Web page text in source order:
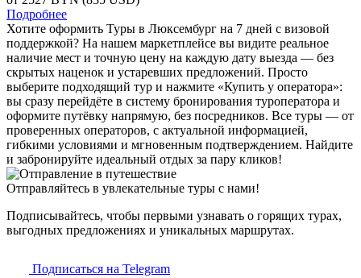
Подробнее
Хотите оформить Туры в Люксембург на 7 дней с визовой
поддержкой? На нашем маркетплейсе вы видите реальное
наличие мест и точную цену на каждую дату выезда — без
скрытых наценок и устаревших предложений. Просто
выберите подходящий тур и нажмите «Купить у оператора»:
вы сразу перейдёте в систему бронирования туроператора и
оформите путёвку напрямую, без посредников. Все туры — от
проверенных операторов, с актуальной информацией,
гибкими условиями и мгновенным подтверждением. Найдите
и забронируйте идеальный отдых за пару кликов!
Отправляйтесь в увлекательные туры с нами!
Подписывайтесь, чтобы первыми узнавать о горящих турах,
выгодных предложениях и уникальных маршрутах.
Подписаться на Telegram